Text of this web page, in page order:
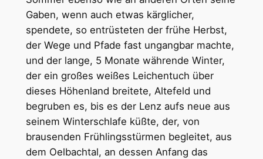
Gaben, wenn auch etwas kärglicher,
spendete, so entrüsteten der frühe Herbst,
der Wege und Pfade fast ungangbar machte,
und der lange, 5 Monate währende Winter,
der ein großes weißes Leichentuch über
dieses Höhenland breitete, Altefeld und
begruben es, bis es der Lenz aufs neue aus
seinem Winterschlafe küßte, der, von
brausenden Frühlingsstürmen begleitet, aus
dem Oelbachtal, an dessen Anfang das